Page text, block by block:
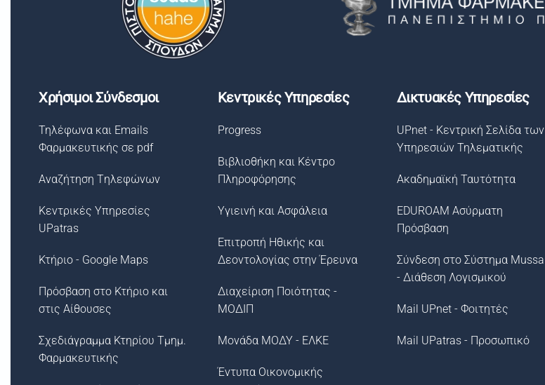
Χρήσιμοι Σύνδεσμοι
Τηλέφωνα και Emails
Φαρμακευτικής σε pdf
Αναζήτηση Tηλεφώνων
Κεντρικές Υπηρεσίες
UPatras
Κτήριο - Google Maps
Πρόσβαση στο Κτήριο και
στις Αίθουσες
Σχεδιάγραμμα Κτηρίου Τμημ.
Φαρμακευτικής
Κεντρικές Υπηρεσίες
Progress
Βιβλιοθήκη και Κέντρο
Πληροφόρησης
Υγιεινή και Ασφάλεια
Επιτροπή Ηθικής και
Δεοντολογίας στην Έρευνα
Διαχείριση Ποιότητας -
ΜΟΔΙΠ
Μονάδα ΜΟΔΥ - ΕΛΚΕ
Έντυπα Οικονομικής
Δικτυακές Υπηρεσίες
UPnet - Κεντρική Σελίδα των
Υπηρεσιών Τηλεματικής
Ακαδημαϊκή Ταυτότητα
EDUROAM Ασύρματη
Πρόσβαση
Σύνδεση στο Σύστημα Μussa
- Διάθεση Λογισμικού
Mail UPnet - Φοιτητές
Mail UPatras - Προσωπικό